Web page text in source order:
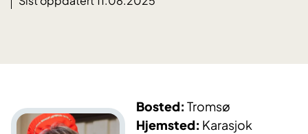
Bosted:Tromsø
Hjemsted: Karasjok